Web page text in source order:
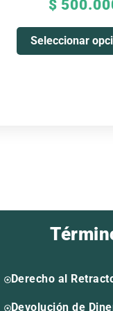
$
Seleccionar
de
Derecho al
Devolución de